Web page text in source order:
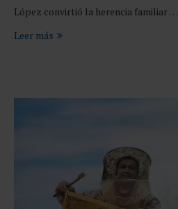
López convirtió la herencia familiar …
Leer más